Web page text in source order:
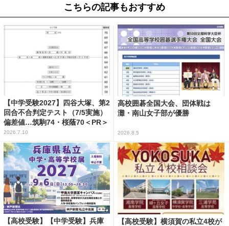
こちらの記事もおすすめ
【中学受験2027】四谷大塚、第2
回合不合判定テスト（7/5実施）
偏差値…筑駒74・桜蔭70＜PR＞
2026.7.10
高校囲碁全国大会、団体戦は
灘・南山女子部が優勝
2026.8.5
【高校受験】【中学受験】兵庫
【高校受験】横須賀の私立4校が